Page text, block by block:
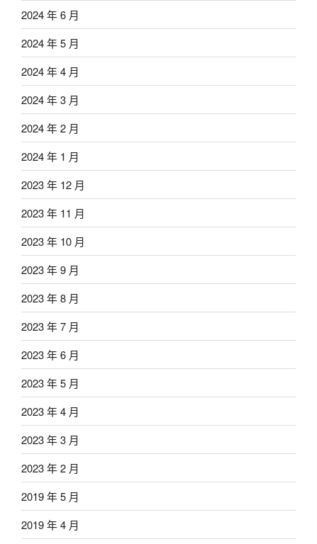
2024 年 6 月
2024 年 5 月
2024 年 4 月
2024 年 3 月
2024 年 2 月
2024 年 1 月
2023 年 12 月
2023 年 11 月
2023 年 10 月
2023 年 9 月
2023 年 8 月
2023 年 7 月
2023 年 6 月
2023 年 5 月
2023 年 4 月
2023 年 3 月
2023 年 2 月
2019 年 5 月
2019 年 4 月